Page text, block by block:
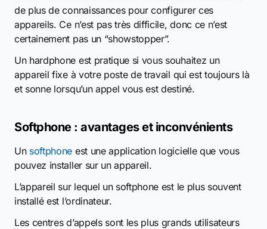
de plus de connaissances pour configurer ces
appareils. Ce n’est pas très difficile, donc ce n’est
certainement pas un “showstopper”.
Un hardphone est pratique si vous souhaitez un
appareil fixe à votre poste de travail qui est toujours là
et sonne lorsqu’un appel vous est destiné.
Softphone : avantages et inconvénients
Un softphone est une application logicielle que vous
pouvez installer sur un appareil.
L’appareil sur lequel un softphone est le plus souvent
installé est l’ordinateur.
Les centres d’appels sont les plus grands utilisateurs